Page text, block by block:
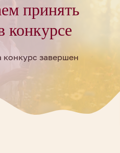
принять
конкурсе
конкурс завершен